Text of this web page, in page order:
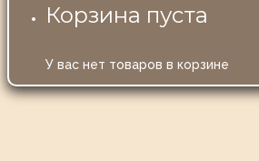
Корзина пуста
У вас нет товаров в корзине